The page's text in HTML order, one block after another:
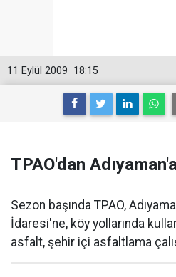
18:15
11 Eylül 2009
TPAO'dan
Sezon başında TPAO,
İdaresi'ne, köy yollarında
asfalt, şehir içi asfaltlama